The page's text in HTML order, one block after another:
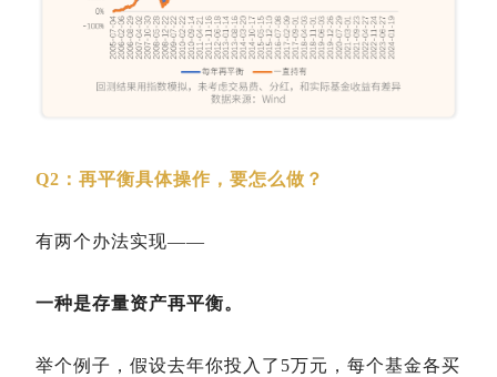
Q2：再平衡具体操作，要怎么做？
有两个办法实现——
一种是存量资产再平衡。
举个例子，假设去年你投入了5万元，每个基金各买